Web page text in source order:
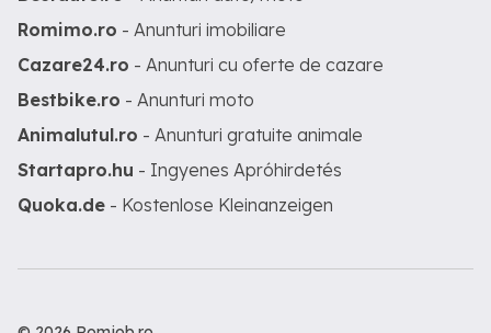
Romimo.ro - Anunturi imobiliare
Cazare24.ro - Anunturi cu oferte de cazare
Bestbike.ro - Anunturi moto
Animalutul.ro - Anunturi gratuite animale
Startapro.hu - Ingyenes Apróhirdetés
Quoka.de - Kostenlose Kleinanzeigen